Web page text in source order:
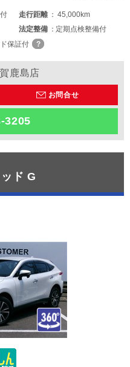
走行距離
45,000km
法定整備
定期点検整備付
保証付
鹿島店
お問合せ
3205
ド G